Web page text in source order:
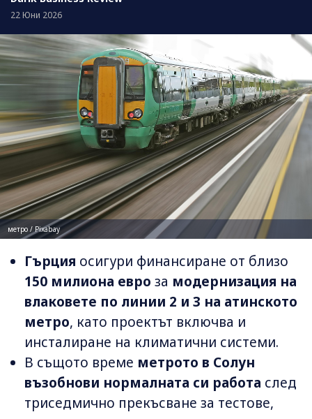
22 Юни 2026
метро / Pixabay
Гърция осигури финансиране от близо
150 милиона евро за модернизация на
влаковете по линии 2 и 3 на атинското
метро, като проектът включва и
инсталиране на климатични системи.
В същото време метрото в Солун
възобнови нормалната си работа след
триседмично прекъсване за тестове,